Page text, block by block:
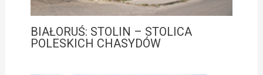
BIAŁORUŚ: STOLIN – STOLICA
POLESKICH CHASYDÓW